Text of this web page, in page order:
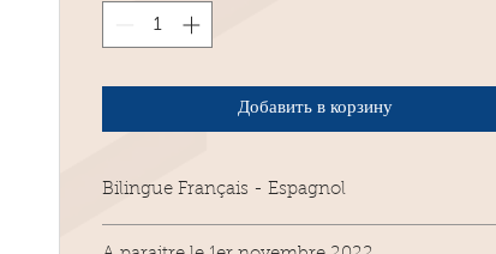
Добавить в корзину
Bilingue Français - Espagnol